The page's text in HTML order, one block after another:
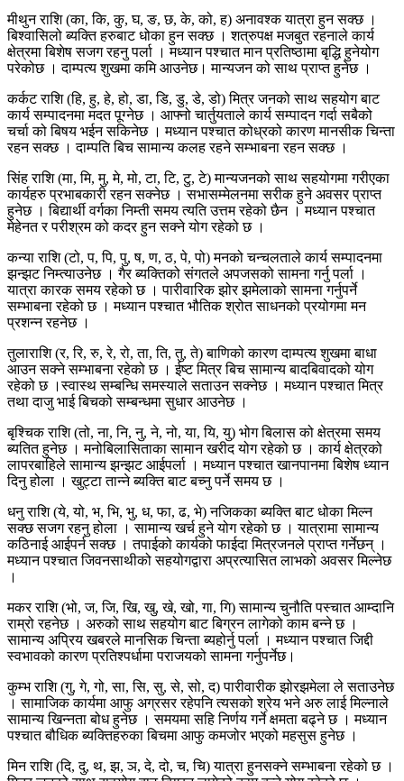
मीथुन राशि (का, कि, कु, घ, ङ, छ, के, को, ह) अनावश्क यात्रा हुन सक्छ ।
बिश्वासिलो ब्यक्ति हरुबाट धोका हुन सक्छ । शत्रुपक्ष मजबुत रहनाले कार्य
क्षेत्रमा बिशेष सजग रहनु पर्ला । मध्यान पश्चात मान प्रतिष्ठामा बृद्धि हुनेयोग
परेकोछ । दाम्पत्य शुखमा कमि आउनेछ। मान्यजन को साथ प्राप्त हुनेछ ।
कर्कट राशि (हि, हु, हे, हो, डा, डि, डु, डे, डो) मित्र जनको साथ सहयोग बाट
कार्य सम्पादनमा मदत पूग्नेछ । आफ्नो चार्तुयताले कार्य सम्पादन गर्दा सबैको
चर्चा को बिषय भईन सकिनेछ । मध्यान पश्चात कोध्रको कारण मानसीक चिन्ता
रहन सक्छ । दाम्पति बिच सामान्य कलह रहने सम्भाबना रहन सक्छ ।
सिंह राशि (मा, मि, मु, मे, मो, टा, टि, टु, टे) मान्यजनको साथ सहयोगमा गरीएका
कार्यहरु प्रभाबकारी रहन सक्नेछ । सभासम्मेलनमा सरीक हुने अवसर प्राप्त
हुनेछ । बिद्यार्थी वर्गका निम्ती समय त्यति उत्तम रहेको छैन । मध्यान पश्चात
मेहेनत र परीश्रम को कदर हुन सक्ने योग रहेको छ ।
कन्या राशि (टो, प, पि, पु, ष, ण, ठ, पे, पो) मनको चन्चलताले कार्य सम्पादनमा
झन्झट निम्त्याउनेछ । गैर ब्यक्तिको संगतले अपजसको सामना गर्नु पर्ला ।
यात्रा कारक समय रहेको छ । पारीवारिक झोर झमेलाको सामना गर्नुपर्ने
सम्भाबना रहेको छ । मध्यान पश्चात भौतिक श्रोत साधनको प्रयोगमा मन
प्रशन्न रहनेछ ।
तुलाराशि (र, रि, रु, रे, रो, ता, ति, तु, ते) बाणिको कारण दाम्पत्य शुखमा बाधा
आउन सक्ने सम्भाबना रहेको छ । ईष्ट मित्र बिच सामान्य बादबिवादको योग
रहेको छ ।स्वास्थ सम्बन्धि समस्याले सताउन सक्नेछ । मध्यान पश्चात मित्र
तथा दाजु भाई बिचको सम्बन्धमा सुधार आउनेछ ।
बृश्चिक राशि (तो, ना, नि, नु, ने, नो, या, यि, यु) भोग बिलास को क्षेत्रमा समय
ब्यतित हुनेछ । मनोबिलासिताका सामान खरीद योग रहेको छ । कार्य क्षेत्रको
लापरबाहिले सामान्य झन्झट आईपर्ला । मध्यान पश्चात खानपानमा बिशेष ध्यान
दिनु होला । खुट्टा तान्ने ब्यक्ति बाट बच्नु पर्ने समय छ ।
धनु राशि (ये, यो, भ, भि, भु, ध, फा, ढ, भे) नजिकका ब्यक्ति बाट धोका मिल्न
सक्छ सजग रहनु होला । सामान्य खर्च हुने योग रहेको छ । यात्रामा सामान्य
कठिनाई आईपर्न सक्छ । तपाईको कार्यको फाईदा मित्रजनले प्राप्त गर्नेछन् ।
मध्यान पश्चात जिवनसाथीको सहयोगद्वारा अप्रत्यासित लाभको अवसर मिल्नेछ
।
मकर राशि (भो, ज, जि, खि, खु, खे, खो, गा, गि) सामान्य चुनौति पस्चात आम्दानि
राम्रो रहनेछ । अरुको साथ सहयोग बाट बिग्रन लागेको काम बन्ने छ ।
सामान्य अप्रिय खबरले मानसिक चिन्ता ब्यहोर्नु पर्ला । मध्यान पश्चात जिद्दी
स्वभावको कारण प्रतिश्पर्धामा पराजयको सामना गर्नुपर्नेछ।
कुम्भ राशि (गु, गे, गो, सा, सि, सु, से, सो, द) पारीवारीक झोरझमेला ले सताउनेछ
। सामाजिक कार्यमा आफु अग्रसर रहेपनि त्यसको श्रेय भने अरु लाई मिल्नाले
सामान्य खिन्नता बोध हुनेछ । समयमा सहि निर्णय गर्ने क्षमता बढ्ने छ । मध्यान
पश्चात बौधिक ब्यक्तिहरुका बिचमा आफु कमजोर भएको महसुस हुनेछ ।
मिन राशि (दि, दु, थ, झ, ञ, दे, दो, च, चि) यात्रा हुनसक्ने सम्भाबना रहेको छ ।